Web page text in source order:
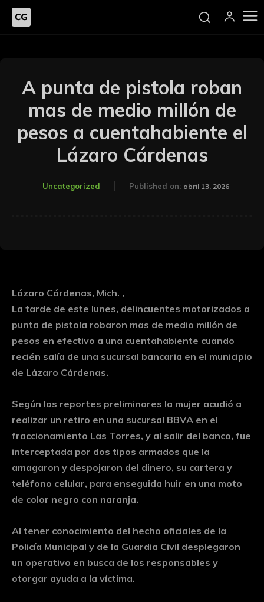
A punta de pistola roban
mas de medio millón de
pesos a cuentahabiente el
Lázaro Cárdenas
Uncategorized Published on: abril 13, 2026
Lázaro Cárdenas, Mich. ,
La tarde de este lunes, delincuentes motorizados a
punta de pistola robaron mas de medio millón de
pesos en efectivo a una cuentahabiente cuando
recién salía de una sucursal bancaria en el municipio
de Lázaro Cárdenas.
Según los reportes preliminares la mujer acudió a
realizar un retiro en una sucursal BBVA en el
fraccionamiento Las Torres, y al salir del banco, fue
interceptada por dos tipos armados que la
amagaron y despojaron del dinero, su cartera y
teléfono celular, para enseguida huir en una moto
de color negro con naranja.
Al tener conocimiento del hecho oficiales de la
Policía Municipal y de la Guardia Civil desplegaron
un operativo en busca de los responsables y
otorgar ayuda a la víctima.